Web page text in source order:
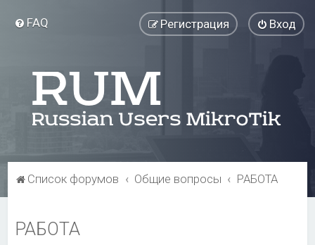
FAQ Вход
Регистрация
Список форумов Общие вопросы РАБОТА
РАБОТА